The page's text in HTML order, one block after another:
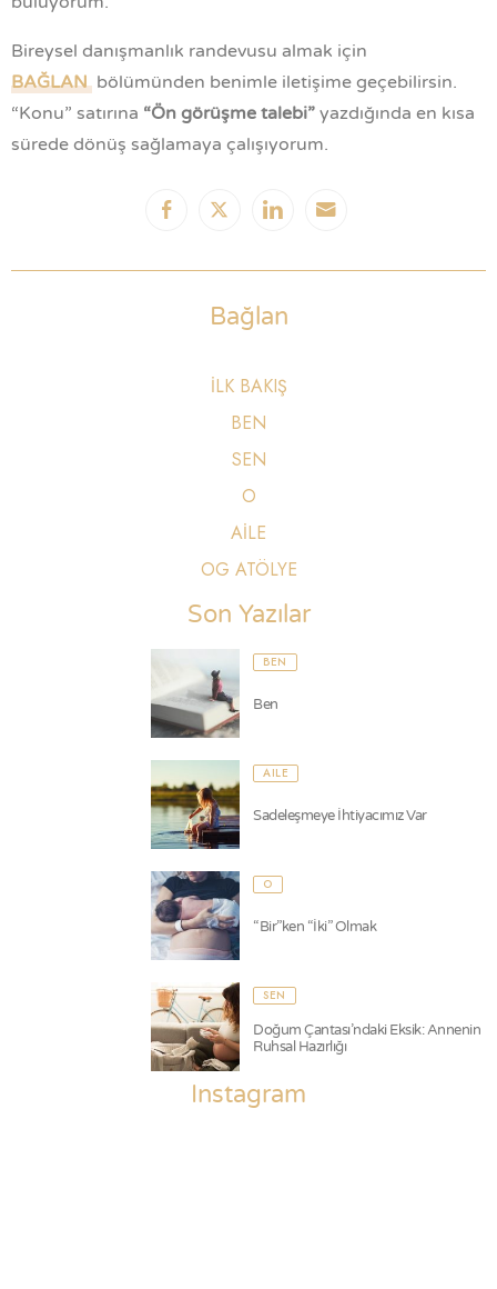
Bireysel danışmanlık randevusu almak için
BAĞLAN bölümünden benimle iletişime geçebilirsin.
“Konu” satırına “Ön görüşme talebi” yazdığında en kısa
sürede dönüş sağlamaya çalışıyorum.
Bağlan
İLK BAKIŞ
BEN
SEN
O
AİLE
OG ATÖLYE
Son Yazılar
BEN
Ben
AILE
Sadeleşmeye İhtiyacımız Var
O
“Bir”ken “İki” Olmak
SEN
Doğum Çantası’ndaki Eksik: Annenin
Ruhsal Hazırlığı
Instagram